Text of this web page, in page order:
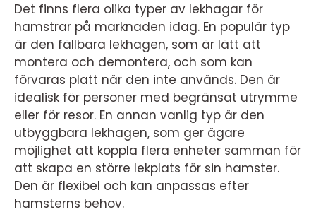
Det finns flera olika typer av lekhagar för
hamstrar på marknaden idag. En populär typ
är den fällbara lekhagen, som är lätt att
montera och demontera, och som kan
förvaras platt när den inte används. Den är
idealisk för personer med begränsat utrymme
eller för resor. En annan vanlig typ är den
utbyggbara lekhagen, som ger ägare
möjlighet att koppla flera enheter samman för
att skapa en större lekplats för sin hamster.
Den är flexibel och kan anpassas efter
hamsterns behov.